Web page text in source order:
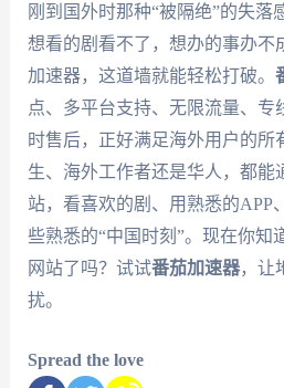
刚到国外时那种“被隔绝”的失
想看的剧看不了，想办的事办不
加速器，这道墙就能轻松打破。
点、多平台支持、无限流量、专
时售后，正好满足海外用户的所
生、海外工作者还是华人，都能
站，看喜欢的剧、用熟悉的APP
些熟悉的“中国时刻”。现在你知
网站了吗？试试番茄加速器，让
扰。
Spread the love